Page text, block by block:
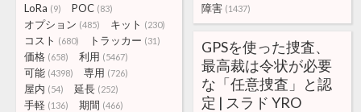
LoRa (9) POC (83)
オプション (485) キット (230)
コスト (680) トラッカー (31)
価格 (658) 利用 (5467)
可能 (4398) 専用 (726)
屋内 (54) 延長 (252)
手軽 (136) 期間 (466)
障害 (1437)
GPSを使った捜査、
最高裁は令状が必要
な「任意捜査」と認
定 | スラド YRO